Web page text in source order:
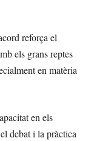
reforça el
els grans reptes
en matèria
en els
debat i la pràctica